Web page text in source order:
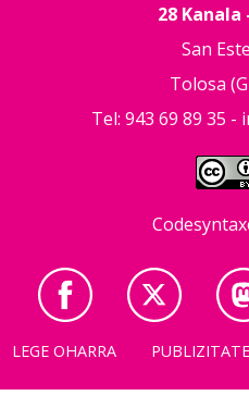
28
San
Tolosa
Tel: 943 69 89 35 -
LEGE OHARRA